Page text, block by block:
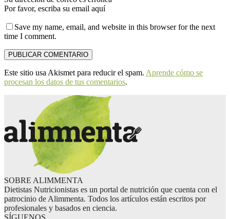
Por favor, escriba su email aquí
Save my name, email, and website in this browser for the next
time I comment.
Este sitio usa Akismet para reducir el spam. Aprende cómo se
procesan los datos de tus comentarios.
SOBRE ALIMMENTA
Dietistas Nutricionistas es un portal de nutrición que cuenta con el
patrocinio de Alimmenta. Todos los artículos están escritos por
profesionales y basados en ciencia.